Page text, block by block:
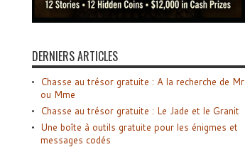
DERNIERS ARTICLES
Chasse au trésor gratuite : A la recherche de Mr
ou Mme
Chasse au trésor gratuite : Le Jade et le Granit
Une boîte à outils gratuite pour les énigmes et
messages codés